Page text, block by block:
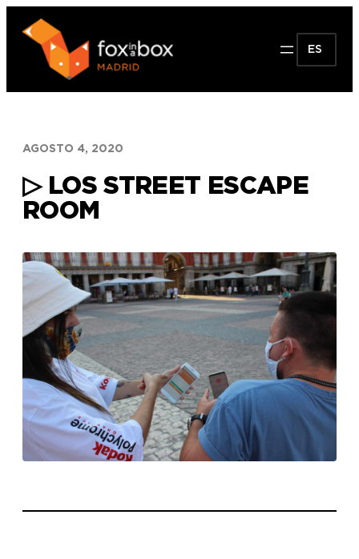
Saltar
contenido
ES
AGOSTO 4, 2020
▷ LOS STREET ESCAPE
ROOM